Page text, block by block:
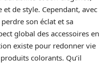
de style. Cependant, avec
son éclat et sa
global des accessoires en
existe pour redonner vie
colorants. Qu’il